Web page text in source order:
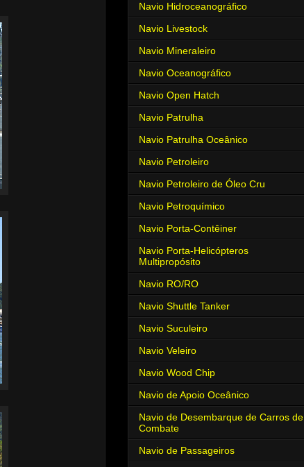
Navio Hidroceanográfico
Navio Livestock
Navio Mineraleiro
Navio Oceanográfico
Navio Open Hatch
Navio Patrulha
Navio Patrulha Oceânico
Navio Petroleiro
Navio Petroleiro de Óleo Cru
Navio Petroquímico
Navio Porta-Contêiner
Navio Porta-Helicópteros
Multipropósito
Navio RO/RO
Navio Shuttle Tanker
Navio Suculeiro
Navio Veleiro
Navio Wood Chip
Navio de Apoio Oceânico
Navio de Desembarque de Carros de
Combate
Navio de Passageiros